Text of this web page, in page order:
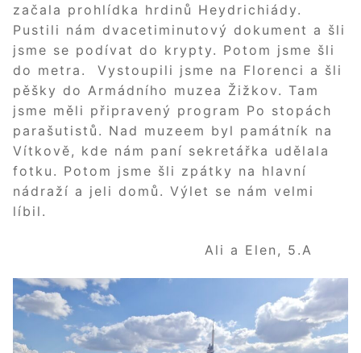
začala prohlídka hrdinů Heydrichiády.
Pustili nám dvacetiminutový dokument a šli
jsme se podívat do krypty. Potom jsme šli
do metra. Vystoupili jsme na Florenci a šli
pěšky do Armádního muzea Žižkov. Tam
jsme měli připravený program Po stopách
parašutistů. Nad muzeem byl památník na
Vítkově, kde nám paní sekretářka udělala
fotku. Potom jsme šli zpátky na hlavní
nádraží a jeli domů. Výlet se nám velmi
líbil.
Ali a Elen, 5.A